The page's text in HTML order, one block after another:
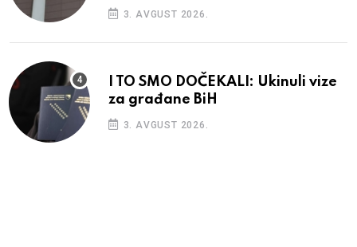
3. AVGUST 2026.
I TO SMO DOČEKALI: Ukinuli vize
za građane BiH
3. AVGUST 2026.